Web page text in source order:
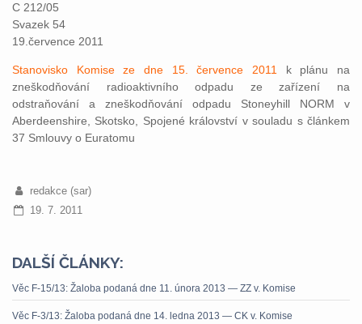
C 212/05
Svazek 54
19.července 2011
Stanovisko Komise ze dne 15. července 2011 k plánu na
zneškodňování radioaktivního odpadu ze zařízení na
odstraňování a zneškodňování odpadu Stoneyhill NORM v
Aberdeenshire, Skotsko, Spojené království v souladu s článkem
37 Smlouvy o Euratomu
redakce (sar)
19. 7. 2011
DALŠÍ ČLÁNKY:
Věc F-15/13: Žaloba podaná dne 11. února 2013 — ZZ v. Komise
Věc F-3/13: Žaloba podaná dne 14. ledna 2013 — CK v. Komise